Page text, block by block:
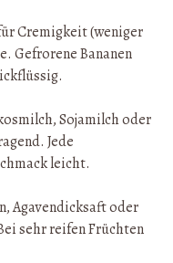
Cremigkeit (weniger
Gefrorene Bananen
Sojamilch oder
Jede
leicht.
Agavendicksaft oder
sehr reifen Früchten